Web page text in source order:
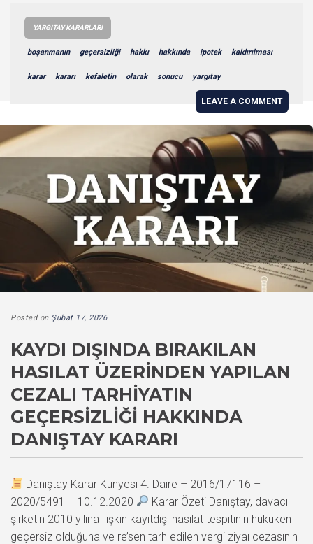
YARGITAY KARARLARI
boşanmanın geçersizliği hakkı hakkında ipotek kaldırılması
karar kararı kefaletin olarak sonucu yargıtay
LEAVE A COMMENT
Posted on Şubat 17, 2026
KAYDI DIŞINDA BIRAKILAN
HASILAT ÜZERINDEN YAPILAN
CEZALI TARHIYATIN
GEÇERSIZLIĞI HAKKINDA
DANIŞTAY KARARI
Danıştay Karar Künyesi 4. Daire – 2016/17116 –
2020/5491 – 10.12.2020
Karar Özeti Danıştay, davacı
şirketin 2010 yılına ilişkin kayıtdışı hasılat tespitinin hukuken
geçersiz olduğuna ve re’sen tarh edilen vergi ziyaı cezasının